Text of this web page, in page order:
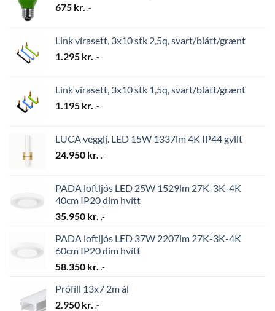
675 kr. .-
Link vírasett, 3x10 stk 2,5q, svart/blátt/grænt
1.295 kr. .-
Link vírasett, 3x10 stk 1,5q, svart/blátt/grænt
1.195 kr. .-
LUCA vegglj. LED 15W 1337lm 4K IP44 gyllt
24.950 kr. .-
PADA loftljós LED 25W 1529lm 27K-3K-4K
40cm IP20 dim hvítt
35.950 kr. .-
PADA loftljós LED 37W 2207lm 27K-3K-4K
60cm IP20 dim hvítt
58.350 kr. .-
Prófíll 13x7 2m ál
2.950 kr. .-